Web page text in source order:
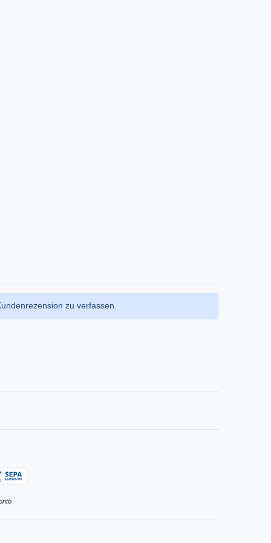
zu verfassen.